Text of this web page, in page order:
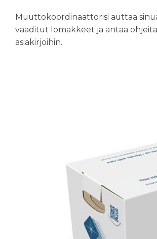
Muuttokoordinaattorisi auttaa
vaaditut lomakkeet ja antaa
asiakirjoihin.